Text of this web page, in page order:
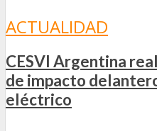
ACTUALIDAD
CESVI Argentina
de impacto
eléctrico